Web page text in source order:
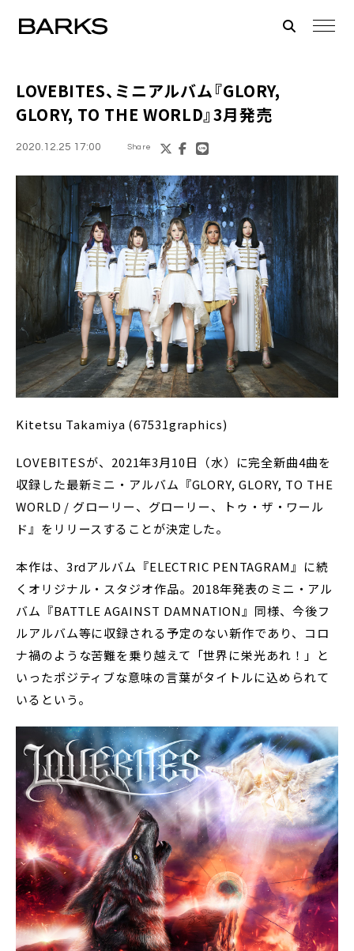
LOVEBITES、ミニアルバム『GLORY,
GLORY, TO THE WORLD』3月発売
2020.12.25 17:00 Share
Kitetsu Takamiya (67531graphics)
LOVEBITESが、2021年3月10日（水）に完全新曲4曲を
収録した最新ミニ・アルバム『GLORY, GLORY, TO THE
WORLD / グローリー、グローリー、トゥ・ザ・ワール
ド』をリリースすることが決定した。
本作は、3rdアルバム『ELECTRIC PENTAGRAM』に続
くオリジナル・スタジオ作品。2018年発表のミニ・アル
バム『BATTLE AGAINST DAMNATION』同様、今後フ
ルアルバム等に収録される予定のない新作であり、コロ
ナ禍のような苦難を乗り越えて「世界に栄光あれ！」と
いったポジティブな意味の言葉がタイトルに込められて
いるという。